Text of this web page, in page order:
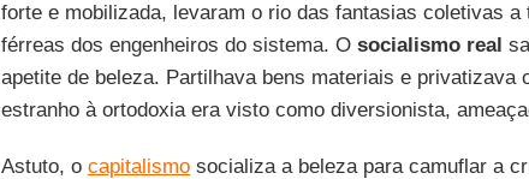
forte e mobilizada, levaram o rio das fantasias coletivas a
férreas dos engenheiros do sistema. O socialismo real
apetite de beleza. Partilhava bens materiais e privatizava
estranho à ortodoxia era visto como diversionista,
Astuto, o capitalismosocializa a beleza para camuflar a